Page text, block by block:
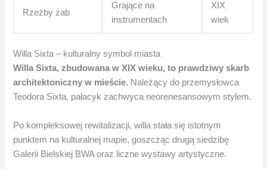
Rzeźby żab
Grające na
instrumentach
XIX
wiek
Willa Sixta – kulturalny symbol miasta
Willa Sixta, zbudowana w XIX wieku, to prawdziwy skarb
architektoniczny w mieście. Należący do przemysłowca
Teodora Sixta, pałacyk zachwyca neorenesansowym stylem.
Po kompleksowej rewitalizacji, willa stała się istotnym
punktem na kulturalnej mapie, goszcząc drugą siedzibę
Galerii Bielskiej BWA oraz liczne wystawy artystyczne.